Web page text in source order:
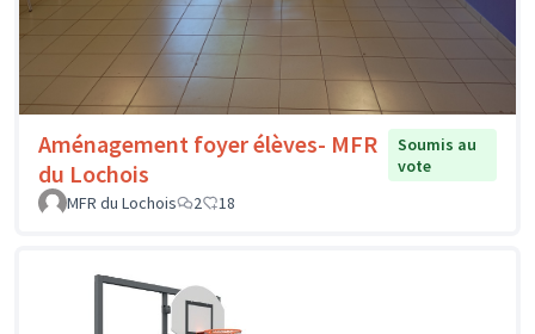
Aménagement foyer élèves- MFR
du Lochois
Soumis au
vote
MFR du Lochois
2 18